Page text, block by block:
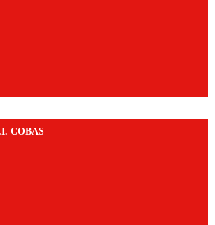
COBAS